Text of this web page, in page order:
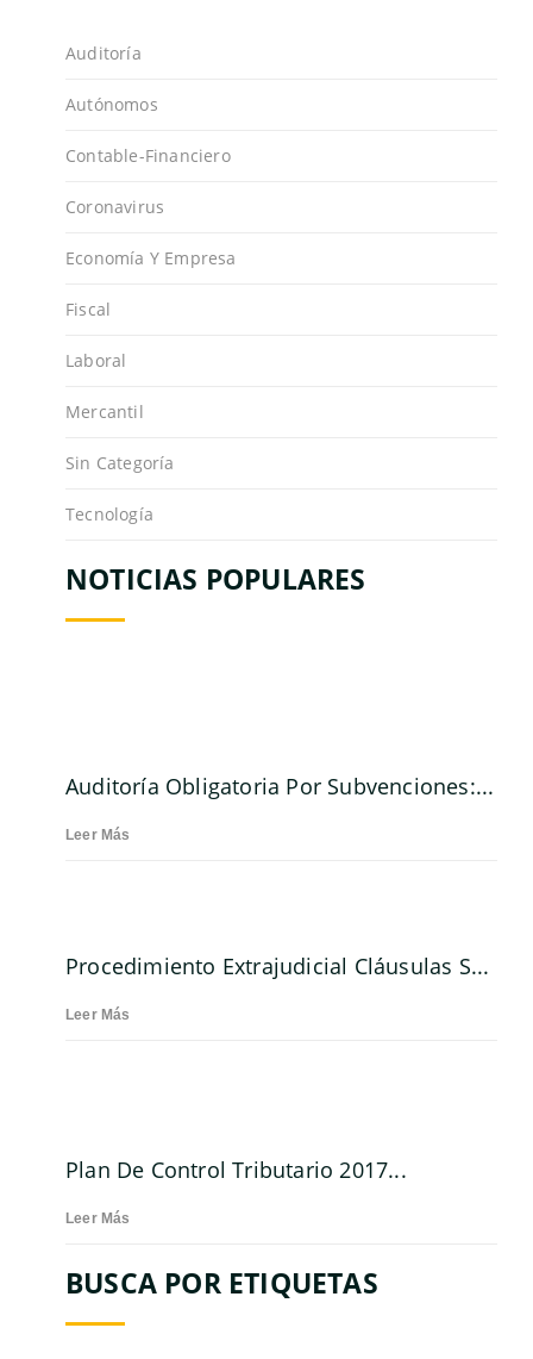
Auditoría
Autónomos
Contable-Financiero
Coronavirus
Economía Y Empresa
Fiscal
Laboral
Mercantil
Sin Categoría
Tecnología
NOTICIAS POPULARES
Auditoría Obligatoria Por Subvenciones:...
Leer Más
Procedimiento Extrajudicial Cláusulas S...
Leer Más
Plan De Control Tributario 2017...
Leer Más
BUSCA POR ETIQUETAS